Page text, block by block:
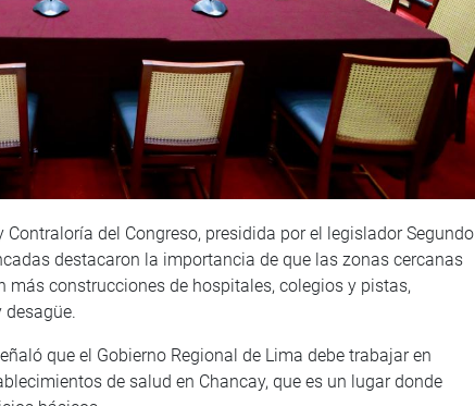
del Congreso, presidida por el legislador Segundo
destacaron la importancia de que las zonas cercanas
construcciones de hospitales, colegios y pistas,
que el Gobierno Regional de Lima debe trabajar en
de salud en Chancay, que es un lugar donde